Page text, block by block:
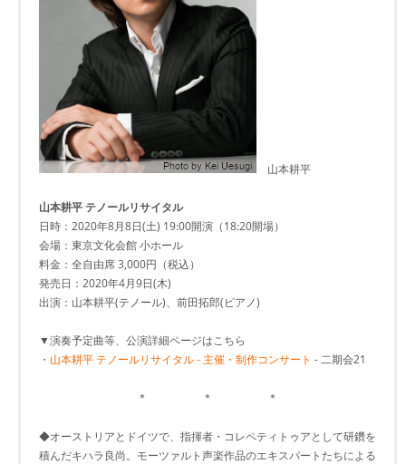
山本耕平
山本耕平 テノールリサイタル
日時：2020年8月8日(土) 19:00開演（18:20開場）
会場：東京文化会館 小ホール
料金：全自由席 3,000円（税込）
発売日：2020年4月9日(木)
出演：山本耕平(テノール)、前田拓郎(ピアノ)
▼演奏予定曲等、公演詳細ページはこちら
・ 山本耕平 テノールリサイタル - 主催・制作コンサート - 二期会21
＊ ＊ ＊
◆オーストリアとドイツで、指揮者・コレペティトゥアとして研鑽を
積んだキハラ良尚。モーツァルト声楽作品のエキスパートたちによる